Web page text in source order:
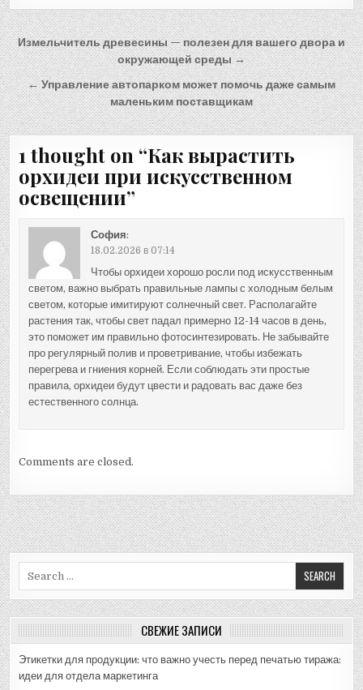
Навигация
по
записям
Измельчитель древесины — полезен для вашего двора и
окружающей среды →
← Управление автопарком может помочь даже самым
маленьким поставщикам
1 thought on “Как вырастить
орхидеи при искусственном
освещении”
София:
18.02.2026 в 07:14
Чтобы орхидеи хорошо росли под искусственным
светом, важно выбрать правильные лампы с холодным белым
светом, которые имитируют солнечный свет. Располагайте
растения так, чтобы свет падал примерно 12-14 часов в день,
это поможет им правильно фотосинтезировать. Не забывайте
про регулярный полив и проветривание, чтобы избежать
перегрева и гниения корней. Если соблюдать эти простые
правила, орхидеи будут цвести и радовать вас даже без
естественного солнца.
Comments are closed.
СВЕЖИЕ ЗАПИСИ
Этикетки для продукции: что важно учесть перед печатью тиража:
идеи для отдела маркетинга